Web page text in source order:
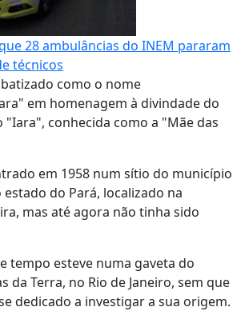
28 ambulâncias do INEM pararam
técnicos
como o nome
em homenagem à divindade do
conhecida como a "Mãe das
em 1958 num sítio do município
estado do Pará, localizado na
mas até agora não tinha sido
tempo esteve numa gaveta do
da Terra, no Rio de Janeiro, sem que
dedicado a investigar a sua origem.